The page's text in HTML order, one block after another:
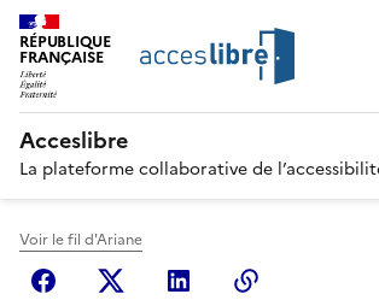
RÉPUBLIQUE
FRANÇAISE
Acceslibre
La plateforme collaborative de
Voir le fil d'Ariane
FacebookX (anciennement Twitter)
Linkedin